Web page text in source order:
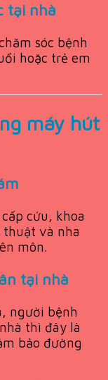
tại nhà
sóc bệnh
hoặc trẻ em
máy hút
cứu, khoa
thuật và nha
môn.
tại nhà
người bệnh
thì đây là
bảo đường